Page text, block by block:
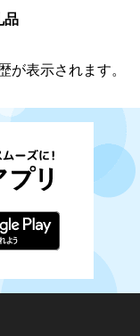
品
表示されます。